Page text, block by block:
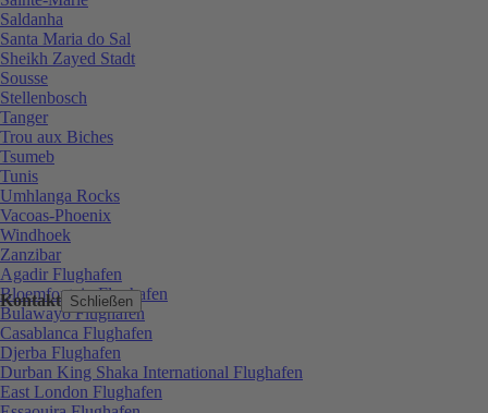
Kontakt Schließen
Saldanha
Santa Maria do Sal
Sheikh Zayed Stadt
Sousse
Stellenbosch
Tanger
Trou aux Biches
Tsumeb
Tunis
Umhlanga Rocks
Vacoas-Phoenix
Windhoek
Zanzibar
Agadir Flughafen
Bloemfontein Flughafen
Bulawayo Flughafen
Casablanca Flughafen
Djerba Flughafen
Durban King Shaka International Flughafen
East London Flughafen